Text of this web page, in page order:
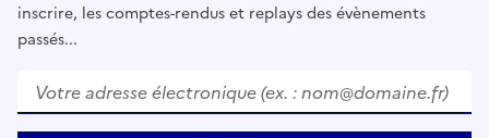
inscrire, les comptes-rendus et replays des évènements
passés...
Votre adresse électronique (ex. : nom@domaine.fr)*